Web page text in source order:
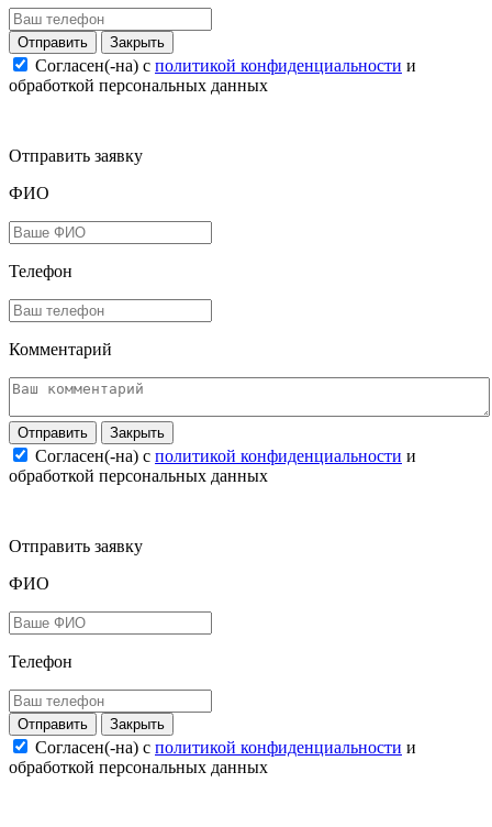
Закрыть
Согласен(-на) c политикой конфиденциальности и
обработкой персональных данных
Отправить заявку
ФИО
Телефон
Комментарий
Закрыть
Согласен(-на) c политикой конфиденциальности и
обработкой персональных данных
Отправить заявку
ФИО
Телефон
Закрыть
Согласен(-на) c политикой конфиденциальности и
обработкой персональных данных